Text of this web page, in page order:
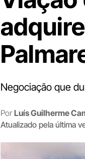
Negociação que
Por Luís Guilherme
Atualizado pela última